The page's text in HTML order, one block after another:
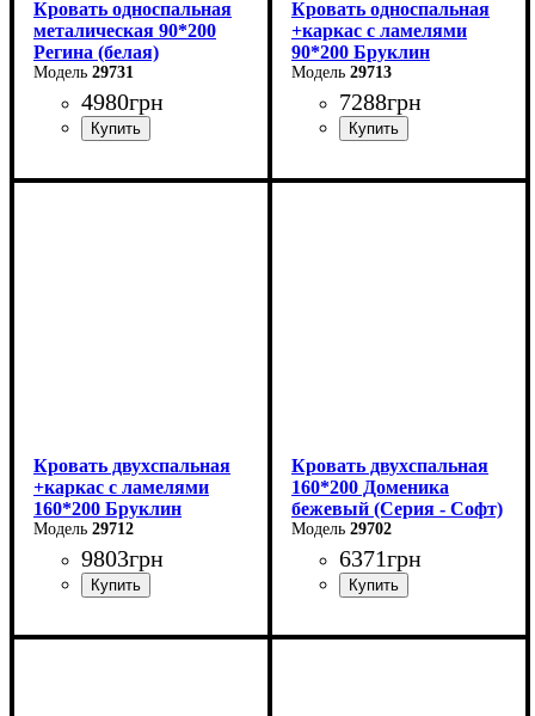
Кровать односпальная
металическая 90*200
Регина (белая)
29731
4980грн
Ширина: 90 см
Кровать односпальная
+каркас с ламелями
90*200 Бруклин
29713
7288грн
Ширина: 99 см
Кровать двухспальная
+каркас с ламелями
160*200 Бруклин
29712
9803грн
Ширина: 169 см
Кровать двухспальная
160*200 Доменика
бежевый (Серия - Софт)
29702
6371грн